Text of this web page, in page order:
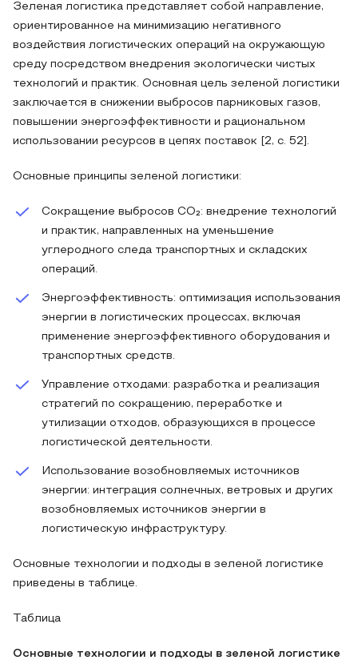
Зеленая логистика представляет собой направление,
ориентированное на минимизацию негативного
воздействия логистических операций на окружающую
среду посредством внедрения экологически чистых
технологий и практик. Основная цель зеленой логистики
заключается в снижении выбросов парниковых газов,
повышении энергоэффективности и рациональном
использовании ресурсов в цепях поставок [2, с. 52].
Основные принципы зеленой логистики:
Сокращение выбросов CO₂: внедрение технологий
и практик, направленных на уменьшение
углеродного следа транспортных и складских
операций.
Энергоэффективность: оптимизация использования
энергии в логистических процессах, включая
применение энергоэффективного оборудования и
транспортных средств.
Управление отходами: разработка и реализация
стратегий по сокращению, переработке и
утилизации отходов, образующихся в процессе
логистической деятельности.
Использование возобновляемых источников
энергии: интеграция солнечных, ветровых и других
возобновляемых источников энергии в
логистическую инфраструктуру.
Основные технологии и подходы в зеленой логистике
приведены в таблице.
Таблица
Основные технологии и подходы в зеленой логистике